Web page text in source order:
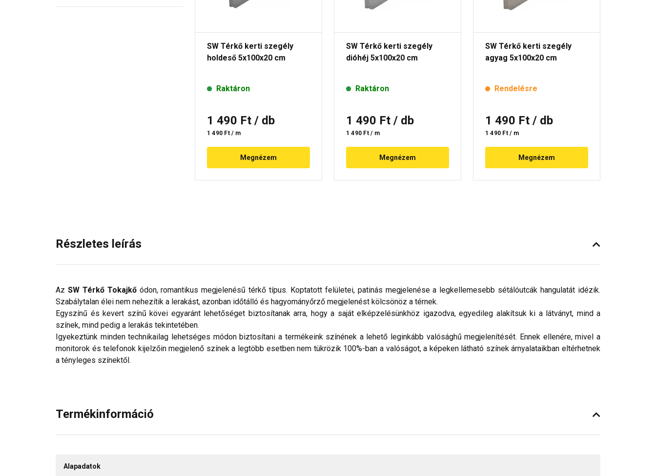
SW Térkő kerti szegély
holdeső 5x100x20 cm
Raktáron
1 490 Ft / db
1 490 Ft / m
Megnézem
SW Térkő kerti szegély
dióhéj 5x100x20 cm
Raktáron
1 490 Ft / db
1 490 Ft / m
Megnézem
SW Térkő kerti szegély
agyag 5x100x20 cm
Rendelésre
1 490 Ft / db
1 490 Ft / m
Megnézem
Részletes leírás
Az SW Térkő Tokajkőódon, romantikus megjelenésű térkő típus. Koptatott felületei, patinás megjelenése a legkellemesebb sétálóutcák hangulatát idézik.
Szabálytalan élei nem nehezítik a lerakást, azonban időtálló és hagyományőrző megjelenést kölcsönöz a térnek.
Egyszínű és kevert színű kövei egyaránt lehetőséget biztosítanak arra, hogy a saját elképzelésünkhöz igazodva, egyedileg alakítsuk ki a látványt, mind a
színek, mind pedig a lerakás tekintetében.
Igyekeztünk minden technikailag lehetséges módon biztosítani a termékeink színének a lehető leginkább valósághű megjelenítését. Ennek ellenére, mivel a
monitorok és telefonok kijelzőin megjelenő színek a legtöbb esetben nem tükrözik 100%-ban a valóságot, a képeken látható színek árnyalataikban eltérhetnek
a tényleges színektől.
Termékinformáció
Alapadatok